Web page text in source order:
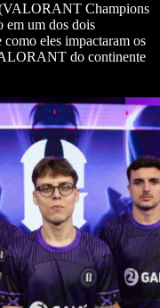
Champions
em um dos dois
eles impactaram os
do continente